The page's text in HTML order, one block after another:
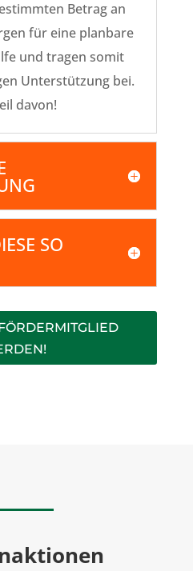
Betrag an
für eine planbare
und tragen somit
Unterstützung bei.
davon!
SO